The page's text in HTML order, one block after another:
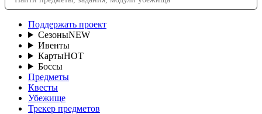
Поддержать проект
СезоныNEW
Ивенты
КартыHOT
Боссы
Предметы
Квесты
Убежище
Трекер предметов